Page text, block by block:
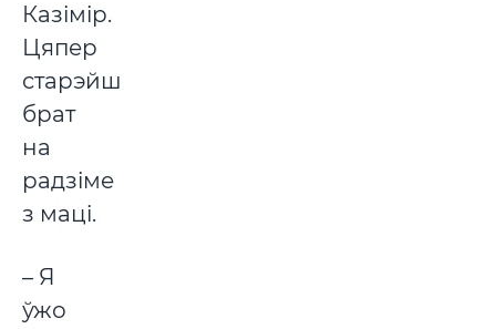
Казімір.
Цяпер
старэйшы
брат
на
радзіме
з маці.
– Я
ўжо